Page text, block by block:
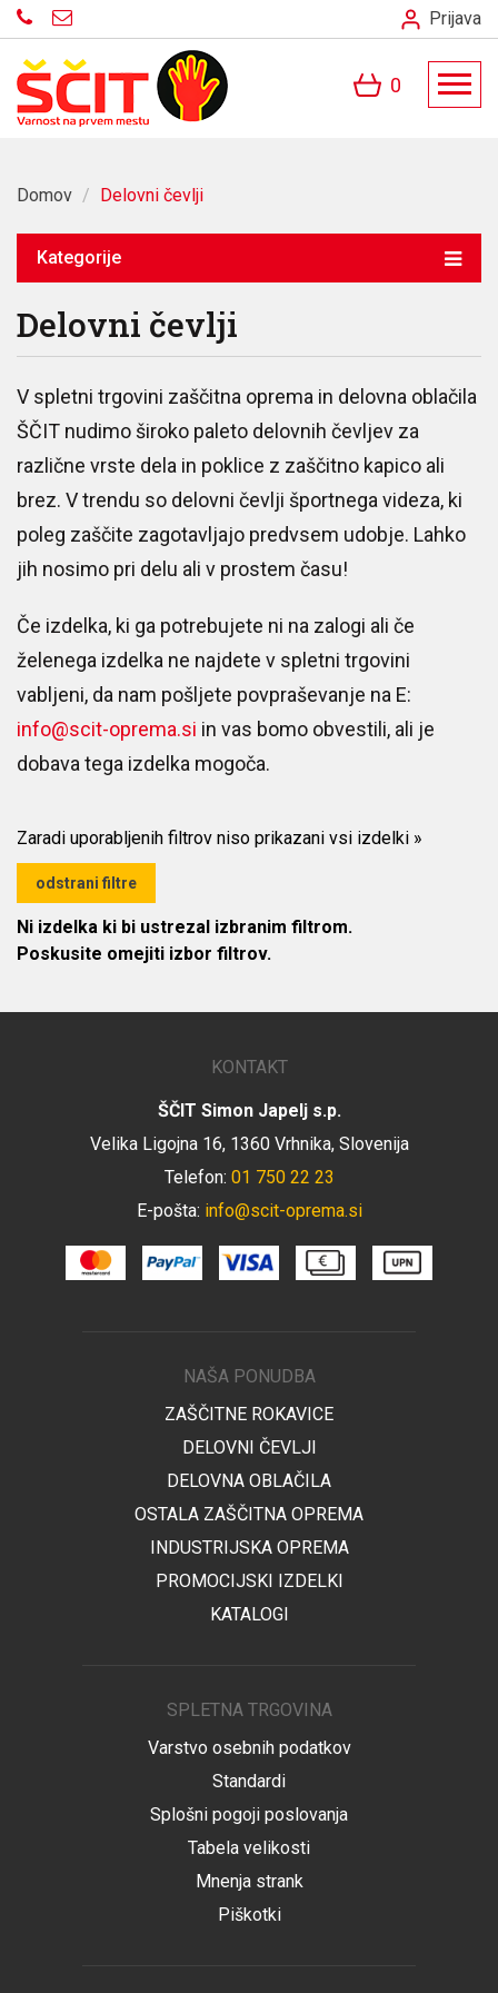
Prijava
0
Domov / Delovni čevlji
Kategorije
Delovni čevlji
V spletni trgovini zaščitna oprema in delovna oblačila
ŠČIT nudimo široko paleto delovnih čevljev za
različne vrste dela in poklice z zaščitno kapico ali
brez. V trendu so delovni čevlji športnega videza, ki
poleg zaščite zagotavljajo predvsem udobje. Lahko
jih nosimo pri delu ali v prostem času!
Če izdelka, ki ga potrebujete ni na zalogi ali če
želenega izdelka ne najdete v spletni trgovini
vabljeni, da nam pošljete povpraševanje na E:
info@scit-oprema.si in vas bomo obvestili, ali je
dobava tega izdelka mogoča.
Zaradi uporabljenih filtrov niso prikazani vsi izdelki »
odstrani filtre
Ni izdelka ki bi ustrezal izbranim filtrom.
Poskusite omejiti izbor filtrov.
KONTAKT
ŠČIT Simon Japelj s.p.
Velika Ligojna 16, 1360 Vrhnika, Slovenija
Telefon: 01 750 22 23
E-pošta: info@scit-oprema.si
NAŠA PONUDBA
ZAŠČITNE ROKAVICE
DELOVNI ČEVLJI
DELOVNA OBLAČILA
OSTALA ZAŠČITNA OPREMA
INDUSTRIJSKA OPREMA
PROMOCIJSKI IZDELKI
KATALOGI
SPLETNA TRGOVINA
Varstvo osebnih podatkov
Standardi
Splošni pogoji poslovanja
Tabela velikosti
Mnenja strank
Piškotki